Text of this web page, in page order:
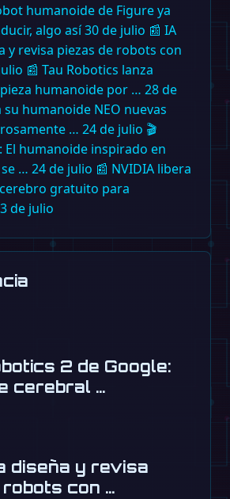
humanoide de Figure ya
algo así30 de julio 📰 IA
y revisa piezas de robots con
📰 Tau Robotics lanza
humanoide por … 28 de
su humanoide NEO nuevas
… 24 de julio 🎬
El humanoide inspirado en
… 24 de julio 📰 NVIDIA libera
cerebro gratuito para
de julio
2 de Google:
cerebral …
diseña y revisa
robots con …